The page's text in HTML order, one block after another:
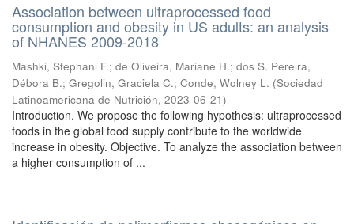
Association between ultraprocessed food
consumption and obesity in US adults: an analysis
of NHANES 2009-2018
Mashki, Stephani F.; de Oliveira, Mariane H.; dos S. Pereira,
Débora B.; Gregolin, Graciela C.; Conde, Wolney L. (Sociedad
Latinoamericana de Nutrición, 2023-06-21)
Introduction. We propose the following hypothesis: ultraprocessed
foods in the global food supply contribute to the worldwide
increase in obesity. Objective. To analyze the association between
a higher consumption of ...